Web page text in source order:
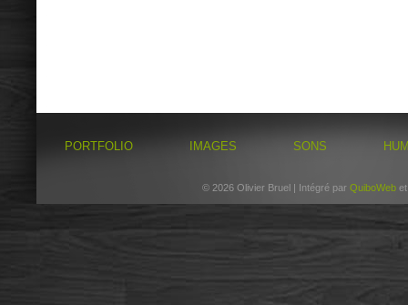
PORTFOLIO IMAGES SONS
© 2026 Olivier Bruel | Intégré par QuiboWeb